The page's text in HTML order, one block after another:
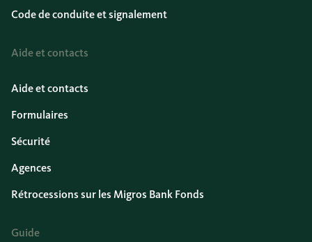
Code de conduite et signalement
Aide et contacts
Aide et contacts
Formulaires
Sécurité
Agences
Rétrocessions sur les Migros Bank Fonds
Guide